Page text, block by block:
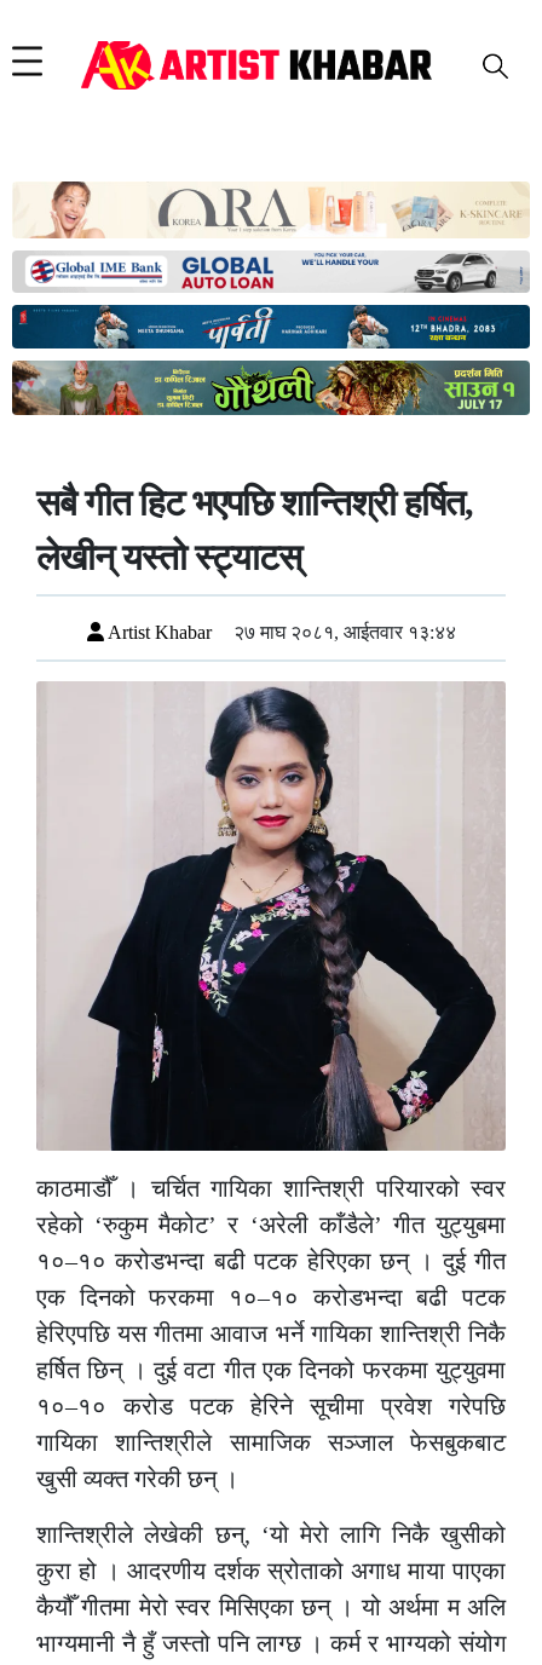
सबै गीत हिट भएपछि शान्तिश्री हर्षित,
लेखीन् यस्तो स्ट्याटस्
Artist Khabar २७ माघ २०८१, आईतवार १३:४४
काठमाडौँ । चर्चित गायिका शान्तिश्री परियारको स्वर
रहेको ‘रुकुम मैकोट’ र ‘अरेली काँडैले’ गीत युट्युबमा
१०–१० करोडभन्दा बढी पटक हेरिएका छन् । दुई गीत
एक दिनको फरकमा १०–१० करोडभन्दा बढी पटक
हेरिएपछि यस गीतमा आवाज भर्ने गायिका शान्तिश्री निकै
हर्षित छिन् । दुई वटा गीत एक दिनको फरकमा युट्युवमा
१०–१० करोड पटक हेरिने सूचीमा प्रवेश गरेपछि
गायिका शान्तिश्रीले सामाजिक सञ्जाल फेसबुकबाट
खुसी व्यक्त गरेकी छन् ।
शान्तिश्रीले लेखेकी छन्, ‘यो मेरो लागि निकै खुसीको
कुरा हो । आदरणीय दर्शक स्रोताको अगाध माया पाएका
कैयौँ गीतमा मेरो स्वर मिसिएका छन् । यो अर्थमा म अलि
भाग्यमानी नै हुँ जस्तो पनि लाग्छ । कर्म र भाग्यको संयोग